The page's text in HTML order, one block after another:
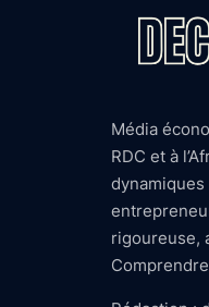
Média
RDC et à
rigoureuse,